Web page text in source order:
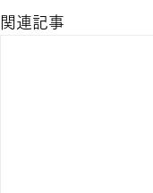
関連記事